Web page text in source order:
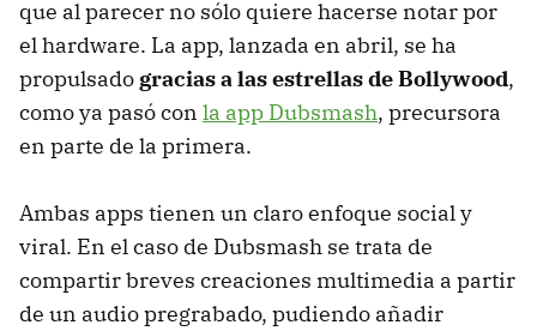
que al parecer no sólo quiere hacerse notar por
el hardware. La app, lanzada en abril, se ha
propulsado gracias a las estrellas de Bollywood,
como ya pasó con la app Dubsmash, precursora
en parte de la primera.
Ambas apps tienen un claro enfoque social y
viral. En el caso de Dubsmash se trata de
compartir breves creaciones multimedia a partir
de un audio pregrabado, pudiendo añadir